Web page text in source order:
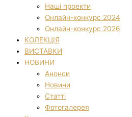
Наші проекти
Онлайн-конкурс 2024
Онлайн-конкурс 2026
КОЛЕКЦІЯ
ВИСТАВКИ
НОВИНИ
Анонси
Новини
Статті
Фотогалерея